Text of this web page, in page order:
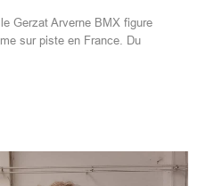
Gerzat Arverne BMX figure
sur piste en France. Du